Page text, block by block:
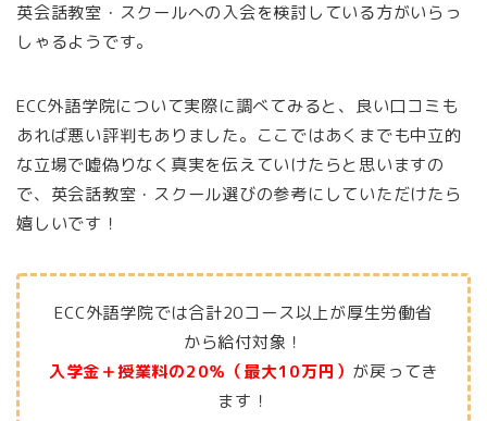
英会話教室・スクールへの入会を検討している方がいらっ
しゃるようです。
ECC外語学院について実際に調べてみると、良い口コミも
あれば悪い評判もありました。ここではあくまでも中立的
な立場で嘘偽りなく真実を伝えていけたらと思いますの
で、英会話教室・スクール選びの参考にしていただけたら
嬉しいです！
ECC外語学院では合計20コース以上が厚生労働省
から給付対象！
入学金＋授業料の20％（最大10万円） が戻ってき
ます！